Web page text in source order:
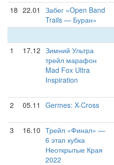
18 22.01
Забег «Open Band
Trails — Буран»
1
17.12 Зимний Ультра
трейл марафон
Mad Fox Ultra
Inspiration
2 05.11 Germes: X-Cross
3 16.10 Трейл «Финал» —
6 этап кубка
Неоткрытые Края
2022